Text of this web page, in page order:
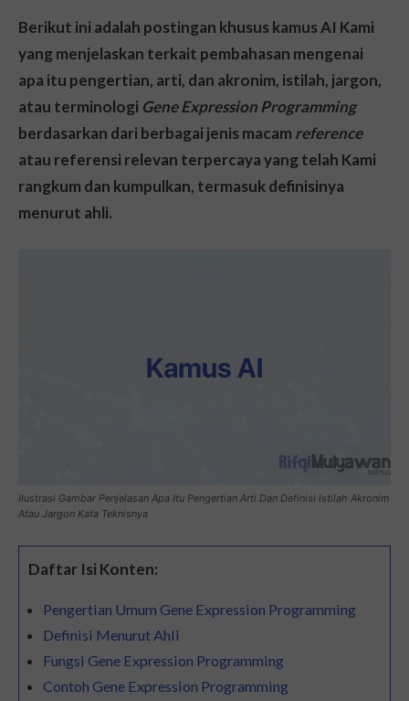
Berikut ini adalah postingan khusus kamus AI Kami
yang menjelaskan terkait pembahasan mengenai
apa itu pengertian, arti, dan akronim, istilah, jargon,
atau terminologi Gene Expression Programming
berdasarkan dari berbagai jenis macam reference
atau referensi relevan terpercaya yang telah Kami
rangkum dan kumpulkan, termasuk definisinya
menurut ahli.
Ilustrasi Gambar Penjelasan Apa Itu Pengertian Arti Dan Definisi Istilah Akronim
Atau Jargon Kata Teknisnya
Daftar Isi Konten:
Pengertian Umum Gene Expression Programming
Definisi Menurut Ahli
Fungsi Gene Expression Programming
Contoh Gene Expression Programming